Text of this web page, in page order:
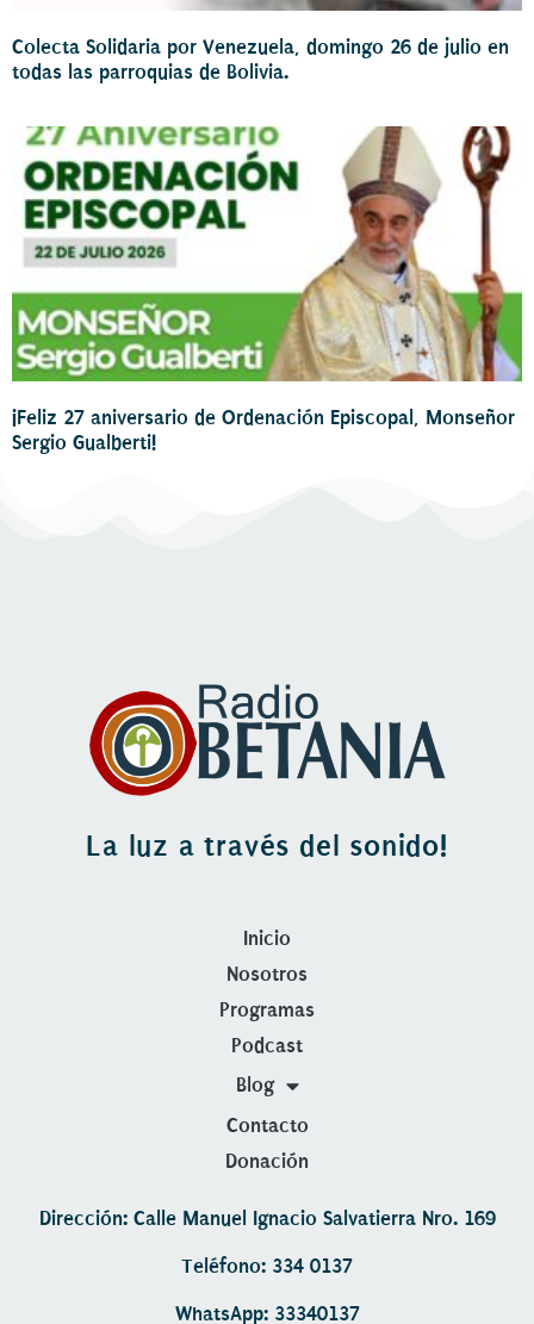
Colecta Solidaria por Venezuela, domingo 26 de julio en
todas las parroquias de Bolivia.
¡Feliz 27 aniversario de Ordenación Episcopal, Monseñor
Sergio Gualberti!
La luz a través del sonido!
Inicio
Nosotros
Programas
Podcast
Blog
Contacto
Donación
Dirección: Calle Manuel Ignacio Salvatierra Nro. 169
Teléfono: 334 0137
WhatsApp: 33340137